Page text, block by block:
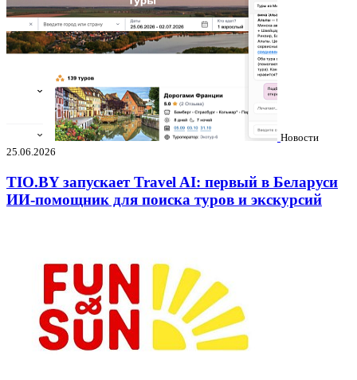
Новости
25.06.2026
TIO.BY запускает Travel AI: первый в Беларуси
ИИ-помощник для поиска туров и экскурсий